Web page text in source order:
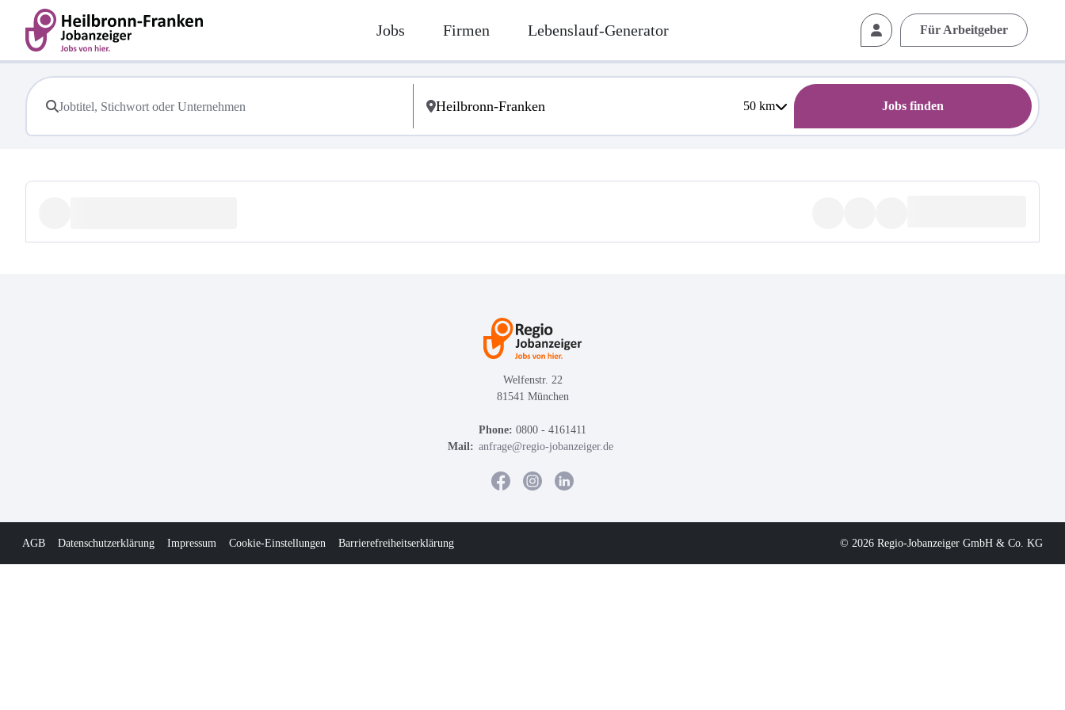
Jobs Firmen Lebenslauf-Generator Für Arbeitgeber
50km Jobs finden
Welfenstr. 22
81541 München
Phone: 0800 - 4161411
Mail: anfrage@regio-jobanzeiger.de
AGB Datenschutzerklärung Impressum Cookie-Einstellungen Barrierefreiheitserklärung © 2026 Regio-Jobanzeiger GmbH & Co. KG